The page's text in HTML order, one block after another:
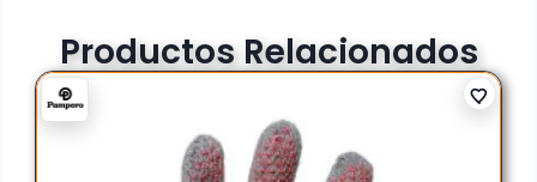
Productos Relacionados